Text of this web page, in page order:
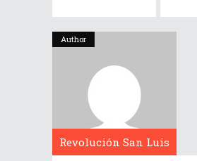
Author
Revolución San Luis